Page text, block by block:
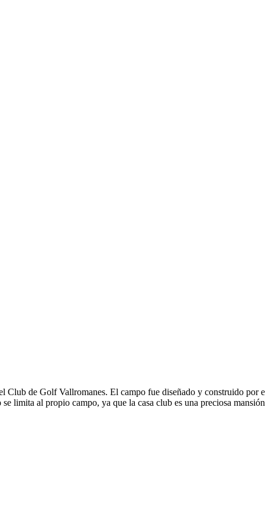
de Golf Vallromanes. El campo fue diseñado y construido por
limita al propio campo, ya que la casa club es una preciosa